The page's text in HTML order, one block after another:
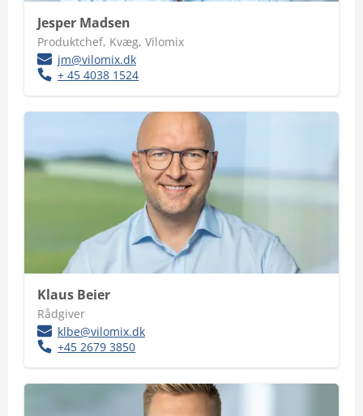
Jesper Madsen
Produktchef, Kvæg, Vilomix
jm@vilomix.dk
+ 45 4038 1524
Klaus Beier
Rådgiver
klbe@vilomix.dk
+45 2679 3850